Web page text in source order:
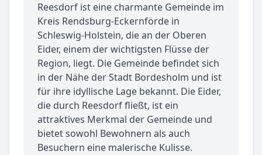
Reesdorf ist eine charmante Gemeinde im
Kreis Rendsburg-Eckernförde in
Schleswig-Holstein, die an der Oberen
Eider, einem der wichtigsten Flüsse der
Region, liegt. Die Gemeinde befindet sich
in der Nähe der Stadt Bordesholm und ist
für ihre idyllische Lage bekannt. Die Eider,
die durch Reesdorf fließt, ist ein
attraktives Merkmal der Gemeinde und
bietet sowohl Bewohnern als auch
Besuchern eine malerische Kulisse.